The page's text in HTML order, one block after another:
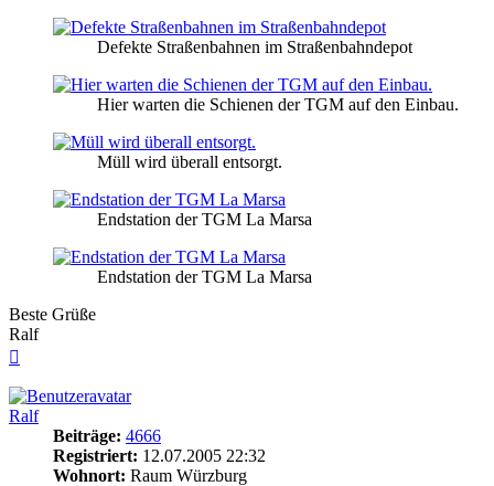
Defekte Straßenbahnen im Straßenbahndepot
Hier warten die Schienen der TGM auf den Einbau.
Müll wird überall entsorgt.
Endstation der TGM La Marsa
Endstation der TGM La Marsa
Beste Grüße
Ralf
Ralf
Beiträge: 4666
Registriert: 12.07.2005 22:32
Wohnort: Raum Würzburg